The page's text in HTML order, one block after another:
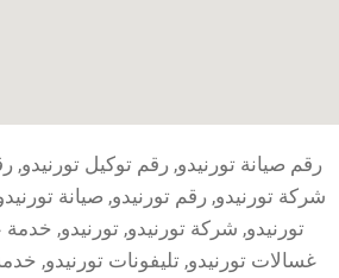
رقم صيانة تورنيدو, رقم توكيل تورنيدو,
شركة تورنيدو, رقم تورنيدو, صيانة
تورنيدو, شركة تورنيدو, تورنيدو, خدمة
غسالات تورنيدو, تليفونات تورنيدو,